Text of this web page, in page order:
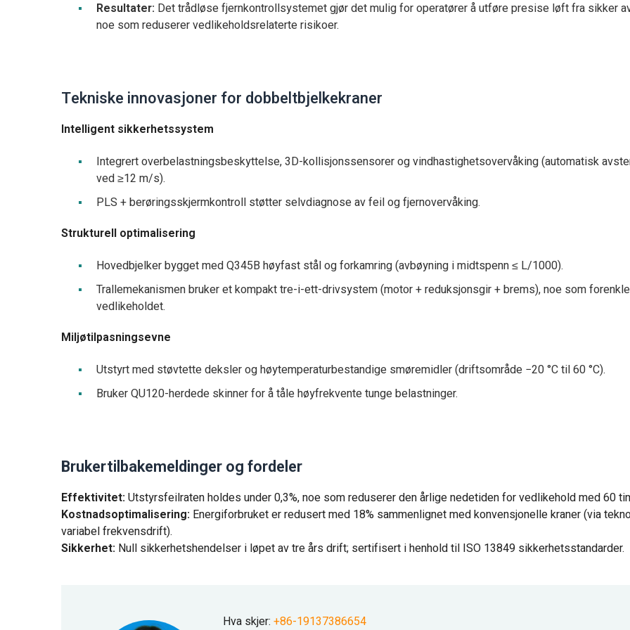
Resultater: Det trådløse fjernkontrollsystemet gjør det mulig for operatører å utføre presise løft fra sikker
noe som reduserer vedlikeholdsrelaterte risikoer.
Tekniske innovasjoner for dobbeltbjelkekraner
Intelligent sikkerhetssystem
Integrert overbelastningsbeskyttelse, 3D-kollisjonssensorer og vindhastighetsovervåking (automatisk
ved ≥12 m/s).
PLS + berøringsskjermkontroll støtter selvdiagnose av feil og fjernovervåking.
Strukturell optimalisering
Hovedbjelker bygget med Q345B høyfast stål og forkamring (avbøyning i midtspenn ≤ L/1000).
Trallemekanismen bruker et kompakt tre-i-ett-drivsystem (motor + reduksjonsgir + brems), noe som
vedlikeholdet.
Miljøtilpasningsevne
Utstyrt med støvtette deksler og høytemperaturbestandige smøremidler (driftsområde −20 °C til 60 °C).
Bruker QU120-herdede skinner for å tåle høyfrekvente tunge belastninger.
Brukertilbakemeldinger og fordeler
Effektivitet: Utstyrsfeilraten holdes under 0,3%, noe som reduserer den årlige nedetiden for vedlikehold med 60
Kostnadsoptimalisering: Energiforbruket er redusert med 18% sammenlignet med konvensjonelle kraner (via
variabel frekvensdrift).
Sikkerhet: Null sikkerhetshendelser i løpet av tre års drift; sertifisert i henhold til ISO 13849 sikkerhetsstandarder.
Hva skjer: +86-19137386654